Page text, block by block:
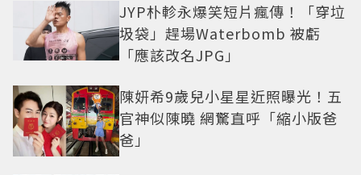
JYP朴軫永爆笑短片瘋傳！「穿垃
圾袋」趕場Waterbomb 被虧
「應該改名JPG」
陳妍希9歲兒小星星近照曝光！五
官神似陳曉 網驚直呼「縮小版爸
爸」